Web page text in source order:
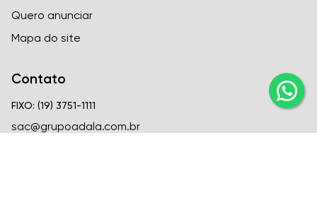
Quero anunciar
Mapa do site
Contato
FIXO: (19) 3751-1111
sac@grupoadala.com.br